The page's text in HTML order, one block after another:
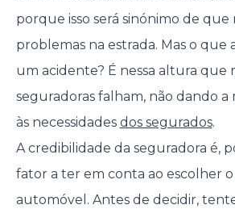
porque isso será sinónimo de que
problemas na estrada. Mas o que
um acidente? É nessa altura que
seguradoras falham, não dando a
às necessidades dos segurados.
A credibilidade da seguradora é,
fator a ter em conta ao escolher
automóvel. Antes de decidir,